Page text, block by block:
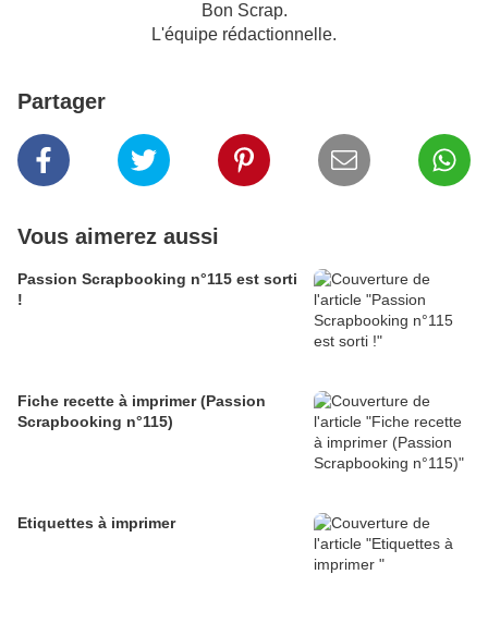
Bon Scrap.
L'équipe rédactionnelle.
Partager
Vous aimerez aussi
Passion Scrapbooking n°115 est sorti
!
Fiche recette à imprimer (Passion
Scrapbooking n°115)
Etiquettes à imprimer